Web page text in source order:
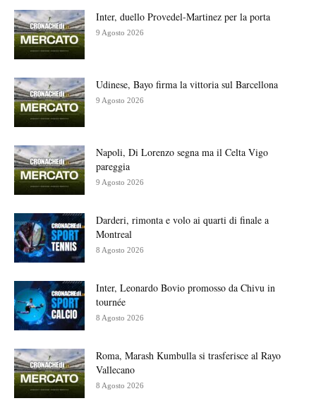
Inter, duello Provedel-Martinez per la porta
9 Agosto 2026
Udinese, Bayo firma la vittoria sul Barcellona
9 Agosto 2026
Napoli, Di Lorenzo segna ma il Celta Vigo
pareggia
9 Agosto 2026
Darderi, rimonta e volo ai quarti di finale a
Montreal
8 Agosto 2026
Inter, Leonardo Bovio promosso da Chivu in
tournée
8 Agosto 2026
Roma, Marash Kumbulla si trasferisce al Rayo
Vallecano
8 Agosto 2026